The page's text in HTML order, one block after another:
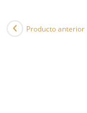
Producto anterior